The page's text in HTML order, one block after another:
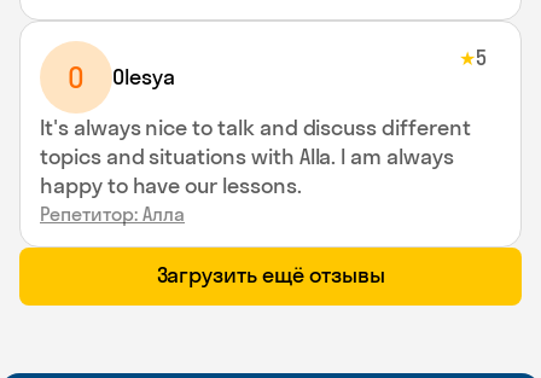
O Olesya
★5
It's always nice to talk and discuss different
topics and situations with Alla. I am always
happy to have our lessons.
Репетитор: Алла
Загрузить ещё отзывы